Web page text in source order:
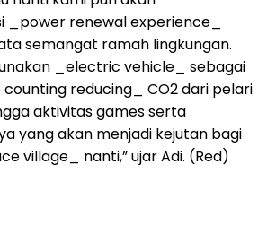
_power renewal experience_
semangat ramah lingkungan.
_electric vehicle_ sebagai
counting reducing_ CO2 dari pelari
aktivitas games serta
yang akan menjadi kejutan bagi
village_ nanti,” ujar Adi. (Red)